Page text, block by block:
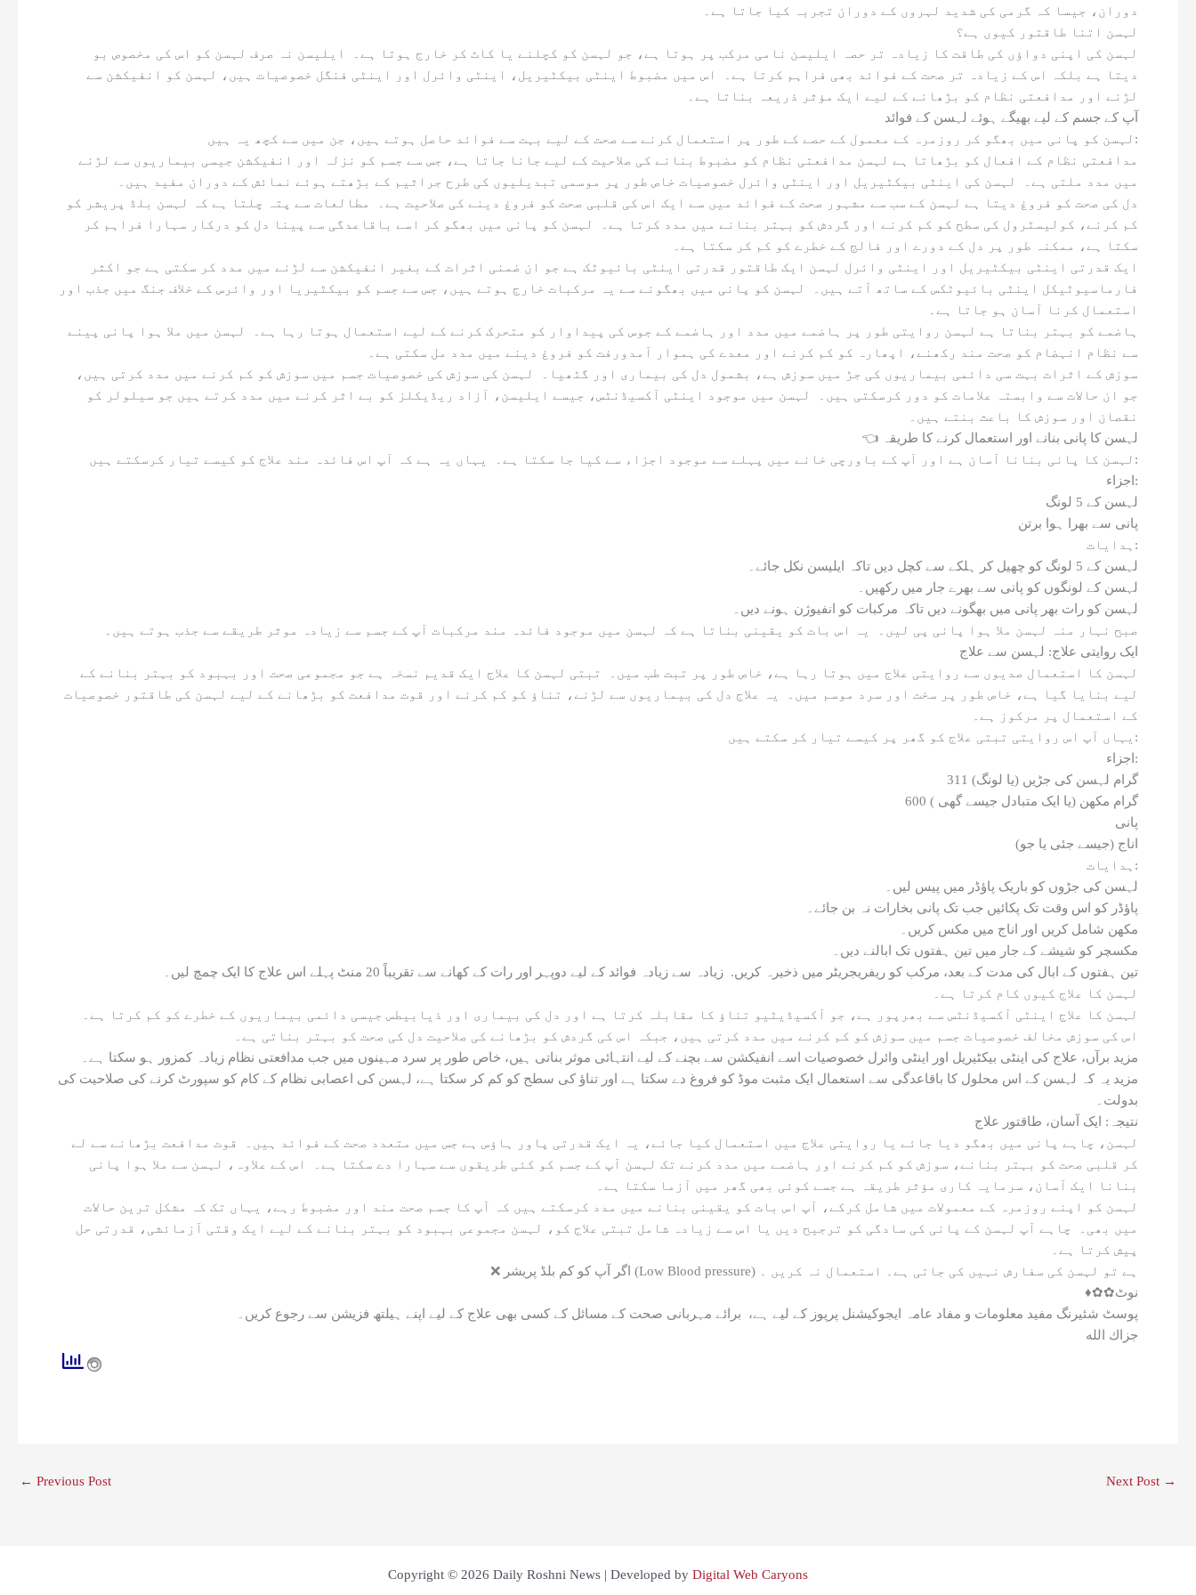
دوران، جیسا کہ گرمی کی شدید لہروں کے دوران تجربہ کیا جاتا ہے۔
لہسن اتنا طاقتور کیوں ہے؟
دیتا ہے بلکہ اس کے زیادہ تر صحت کے فوائد بھی فراہم کرتا ہے۔ اس میں مضبوط اینٹی بیکٹیریل، اینٹی وائرل اور اینٹی فنگل خصوصیات ہیں، لہسن کو انفیکشن سے
لڑنے اور مدافعتی نظام کو بڑھانے کے لیے ایک مؤثر ذریعہ بناتا ہے۔
آپ کے جسم کے لیے بھیگے ہوئے لہسن کے فوائد
لہسن کو پانی میں بھگو کر روزمرہ کے معمول کے حصے کے طور پر استعمال کرنے سے صحت کے لیے بہت سے فوائد حاصل ہوتے ہیں، جن میں سے کچھ یہ ہیں:
میں مدد ملتی ہے۔ لہسن کی اینٹی بیکٹیریل اور اینٹی وائرل خصوصیات خاص طور پر موسمی تبدیلیوں کی طرح جراثیم کے بڑھتے ہوئے نمائش کے دوران مفید ہیں۔
کم کرنے، کولیسٹرول کی سطح کو کم کرنے اور گردش کو بہتر بنانے میں مدد کرتا ہے۔ لہسن کو پانی میں بھگو کر اسے باقاعدگی سے پینا دل کو درکار سہارا فراہم کر
سکتا ہے، ممکنہ طور پر دل کے دورے اور فالج کے خطرے کو کم کر سکتا ہے۔
فارماسیوٹیکل اینٹی بائیوٹکس کے ساتھ آتے ہیں۔ لہسن کو پانی میں بھگونے سے یہ مرکبات خارج ہوتے ہیں، جس سے جسم کو بیکٹیریا اور وائرس کے خلاف جنگ میں جذب اور
استعمال کرنا آسان ہو جاتا ہے۔
سے نظام انہضام کو صحت مند رکھنے، اپھارہ کو کم کرنے اور معدے کی ہموار آمدورفت کو فروغ دینے میں مدد مل سکتی ہے۔
جو ان حالات سے وابستہ علامات کو دور کرسکتی ہیں۔ لہسن میں موجود اینٹی آکسیڈنٹس، جیسے ایلیسن، آزاد ریڈیکلز کو بے اثر کرنے میں مدد کرتے ہیں جو سیلولر کو
نقصان اور سوزش کا باعث بنتے ہیں۔
👈 لہسن کا پانی بنانے اور استعمال کرنے کا طریقہ
لہسن کا پانی بنانا آسان ہے اور آپ کے باورچی خانے میں پہلے سے موجود اجزاء سے کیا جا سکتا ہے۔ یہاں یہ ہے کہ آپ اس فائدہ مند علاج کو کیسے تیار کرسکتے ہیں:
اجزاء:
لہسن کے 5 لونگ
پانی سے بھرا ہوا برتن
ہدایات:
لہسن کے 5 لونگ کو چھیل کر ہلکے سے کچل دیں تاکہ ایلیسن نکل جائے۔
لہسن کے لونگوں کو پانی سے بھرے جار میں رکھیں۔
لہسن کو رات بھر پانی میں بھگونے دیں تاکہ مرکبات کو انفیوژن ہونے دیں۔
صبح نہار منہ لہسن ملا ہوا پانی پی لیں۔ یہ اس بات کو یقینی بناتا ہے کہ لہسن میں موجود فائدہ مند مرکبات آپ کے جسم سے زیادہ موثر طریقے سے جذب ہوتے ہیں۔
ایک روایتی علاج: لہسن سے علاج
لیے بنایا گیا ہے، خاص طور پر سخت اور سرد موسم میں۔ یہ علاج دل کی بیماریوں سے لڑنے، تناؤ کو کم کرنے اور قوت مدافعت کو بڑھانے کے لیے لہسن کی طاقتور خصوصیات
کے استعمال پر مرکوز ہے۔
یہاں آپ اس روایتی تبتی علاج کو گھر پر کیسے تیار کر سکتے ہیں:
اجزاء:
311 گرام لہسن کی جڑیں (یا لونگ)
600 گرام مکھن (یا ایک متبادل جیسے گھی )
پانی
اناج (جیسے جئی یا جو)
ہدایات:
لہسن کی جڑوں کو باریک پاؤڈر میں پیس لیں۔
پاؤڈر کو اس وقت تک پکائیں جب تک پانی بخارات نہ بن جائے۔
مکھن شامل کریں اور اناج میں مکس کریں۔
مکسچر کو شیشے کے جار میں تین ہفتوں تک ابالنے دیں۔
تین ہفتوں کے ابال کی مدت کے بعد، مرکب کو ریفریجریٹر میں ذخیرہ کریں. زیادہ سے زیادہ فوائد کے لیے دوپہر اور رات کے کھانے سے تقریباً 20 منٹ پہلے اس علاج کا ایک چمچ لیں۔
لہسن کا علاج کیوں کام کرتا ہے۔
اس کی سوزش مخالف خصوصیات جسم میں سوزش کو کم کرنے میں مدد کرتی ہیں، جبکہ اس کی گردش کو بڑھانے کی صلاحیت دل کی صحت کو بہتر بناتی ہے۔
مزید یہ کہ لہسن کے اس محلول کا باقاعدگی سے استعمال ایک مثبت موڈ کو فروغ دے سکتا ہے اور تناؤ کی سطح کو کم کر سکتا ہے، لہسن کی اعصابی نظام کے کام کو سپورٹ کرنے کی صلاحیت کی
بدولت۔
نتیجہ: ایک آسان، طاقتور علاج
کر قلبی صحت کو بہتر بنانے، سوزش کو کم کرنے اور ہاضمے میں مدد کرنے تک لہسن آپ کے جسم کو کئی طریقوں سے سہارا دے سکتا ہے۔ اس کے علاوہ، لہسن سے ملا ہوا پانی
بنانا ایک آسان، سرمایہ کاری مؤثر طریقہ ہے جسے کوئی بھی گھر میں آزما سکتا ہے۔
میں بھی۔ چاہے آپ لہسن کے پانی کی سادگی کو ترجیح دیں یا اس سے زیادہ شامل تبتی علاج کو، لہسن مجموعی بہبود کو بہتر بنانے کے لیے ایک وقتی آزمائشی، قدرتی حل
پیش کرتا ہے۔
❌ اگر آپ کو کم بلڈ پریشر (Low Blood pressure) ہے تو لہسن کی سفارش نہیں کی جاتی ہے۔ استعمال نہ کریں ۔
♦️✿✿نوٹ
پوسٹ شئیرنگ مفید معلومات و مفاد عامہ ایجوکیشنل پرپوز کے لیے ہے، برائے مہربانی صحت کے مسائل کے کسی بھی علاج کے لیے اپنے ہیلتھ فزیشن سے رجوع کریں۔
جزاك الله
← Previous Post Next Post →
Copyright © 2026 Daily Roshni News | Developed by Digital Web Caryons